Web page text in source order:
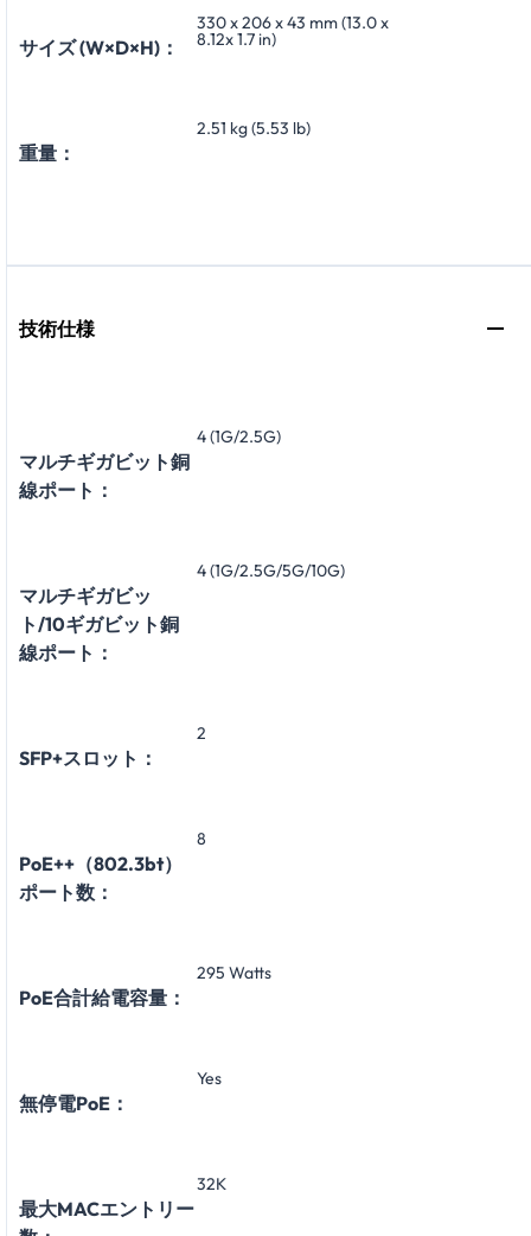
サイズ (W×D×H)：
330 x 206 x 43 mm (13.0 x
8.12x 1.7 in)
重量：
2.51 kg (5.53 lb)
技術仕様
マルチギガビット銅
線ポート：
4 (1G/2.5G)
マルチギガビッ
ト/10ギガビット銅
線ポート：
4 (1G/2.5G/5G/10G)
SFP+スロット：
2
PoE++（802.3bt）
ポート数：
8
PoE合計給電容量：
295 Watts
無停電PoE：
Yes
最大MACエントリー
32K